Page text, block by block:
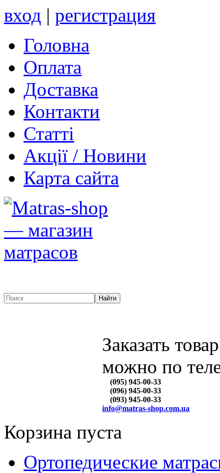
вход | регистрация
Головна
Оплата
Доставка
Контакти
Статті
Акції / Новини
Карта сайта
Заказать товар
можно по
(095) 945-00-33
(096) 945-00-33
(093) 945-00-33
info@matras-shop.com.ua
Корзина пуста
Ортопедические